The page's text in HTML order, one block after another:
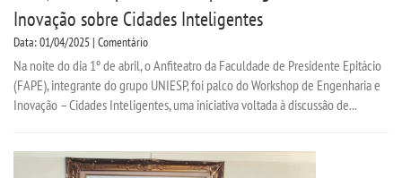
Inovação sobre Cidades Inteligentes
Data: 01/04/2025 | Comentário
Na noite do dia 1º de abril, o Anfiteatro da Faculdade de Presidente Epitácio
(FAPE), integrante do grupo UNIESP, foi palco do Workshop de Engenharia e
Inovação – Cidades Inteligentes, uma iniciativa voltada à discussão de...